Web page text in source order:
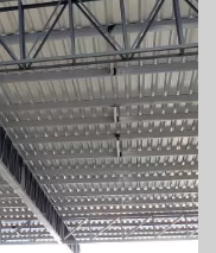
METÁLICA –